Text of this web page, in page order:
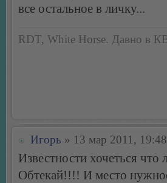
все остальное в личку...
RDT, White Horse. Давно в
Игорь » 13 мар 2011, 19:48
Известности хочеться что
Обтекай!!!! И место